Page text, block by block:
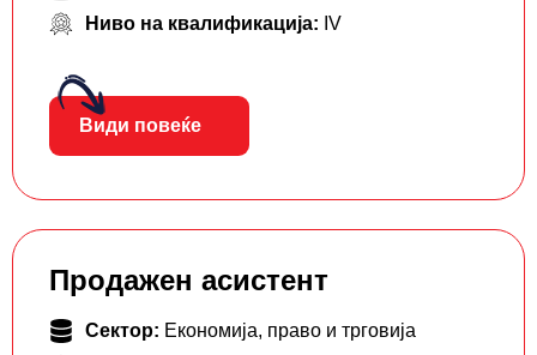
Ниво на квалификација: IV
Види повеќе
Продажен асистент
Сектор: Економија, право и трговија